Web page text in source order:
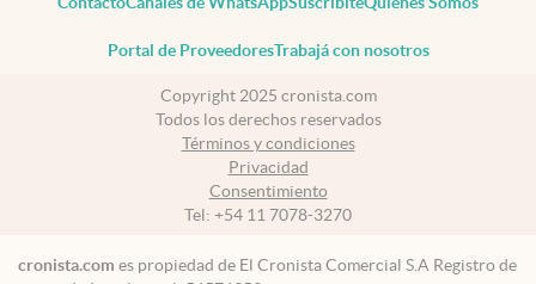
Portal de ProveedoresTrabajá con nosotros
Copyright 2025 cronista.com
Todos los derechos reservados
Términos y condiciones
Privacidad
Consentimiento
Tel: +54 11 7078-3270
cronista.com es propiedad de El Cronista Comercial S.A Registro de